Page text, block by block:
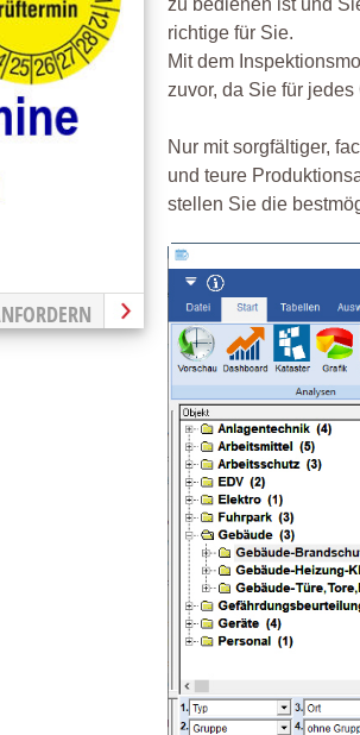
zu bedienen ist und
richtige für Sie.
Mit dem
zuvor, da Sie für
Nur mit sorgfältiger,
und teure
stellen Sie die